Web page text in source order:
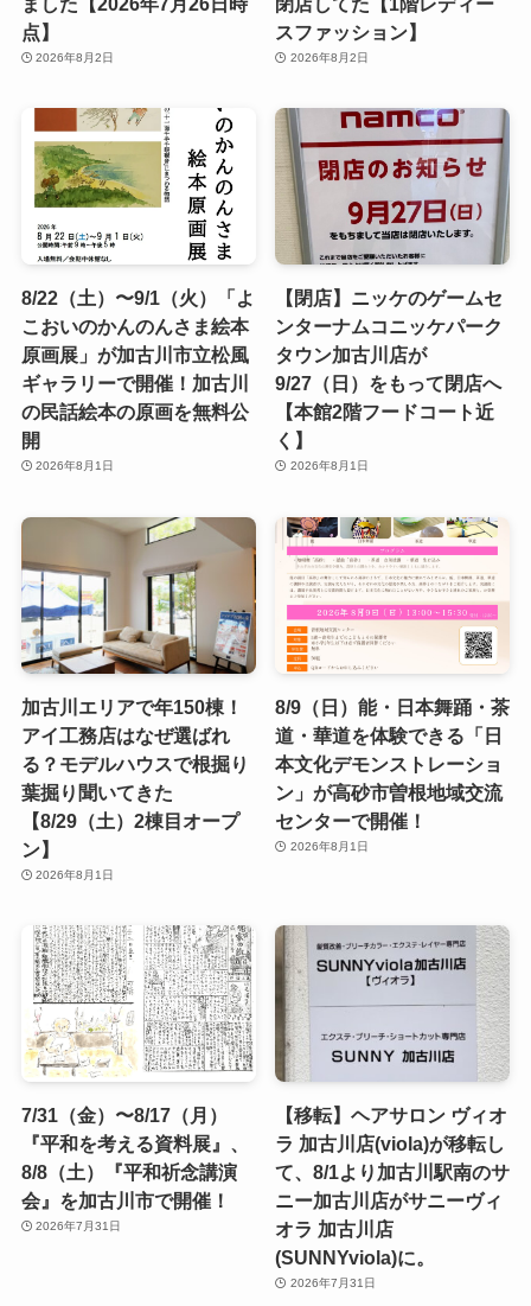
点】
2026年8月2日
スファッション】
2026年8月2日
8/22（土）〜9/1（火）「よ
こおいのかんのんさま絵本
原画展」が加古川市立松風
ギャラリーで開催！加古川
の民話絵本の原画を無料公
開
2026年8月1日
【閉店】ニッケのゲームセ
ンターナムコニッケパーク
タウン加古川店が
9/27（日）をもって閉店へ
【本館2階フードコート近
く】
2026年8月1日
加古川エリアで年150棟！
アイ工務店はなぜ選ばれ
る？モデルハウスで根掘り
葉掘り聞いてきた
【8/29（土）2棟目オープ
ン】
2026年8月1日
8/9（日）能・日本舞踊・茶
道・華道を体験できる「日
本文化デモンストレーショ
ン」が高砂市曽根地域交流
センターで開催！
2026年8月1日
7/31（金）〜8/17（月）
『平和を考える資料展』、
8/8（土）『平和祈念講演
会』を加古川市で開催！
2026年7月31日
【移転】ヘアサロン ヴィオ
ラ 加古川店(viola)が移転し
て、8/1より加古川駅南のサ
ニー加古川店がサニーヴィ
オラ 加古川店
(SUNNYviola)に。
2026年7月31日